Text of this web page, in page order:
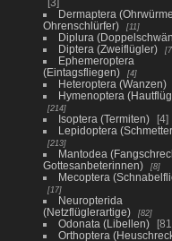
Dermaptera
Ohrenschlürfer)
11
Diplura
Diptera (Zweiflügler)
Ephemeroptera
(Eintagsfliegen)
4
Heteroptera (Wanzen)
Hymenoptera
214
Isoptera (Termiten)
4
Lepidoptera
213
Mantodea
Gottesanbeterinnen)
8
Mecoptera
17
Neuropterida
(Netzflüglerartige)
82
Odonata (Libellen)
81
Orthoptera